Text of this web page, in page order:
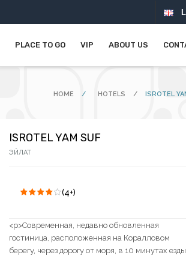
PLACE TO GO VIP ABOUT US
HOME / HOTELS / ISROTEL
ISROTEL YAM SUF
ЭЙЛАТ
(4+)
<p>Cовременная, недавно обновленная
гостиница, расположенная на Коралловом
берегу, через дорогу от моря, в 10 минутах езды